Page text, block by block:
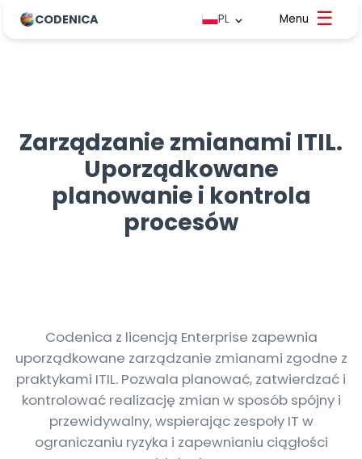
CODENICA PL
Zarządzanie zmianami ITIL.
Uporządkowane
planowanie i kontrola
procesów
Codenica z licencją Enterprise zapewnia
uporządkowane zarządzanie zmianami zgodne z
praktykami ITIL. Pozwala planować, zatwierdzać i
kontrolować realizację zmian w sposób spójny i
przewidywalny, wspierając zespoły IT w
ograniczaniu ryzyka i zapewnianiu ciągłości